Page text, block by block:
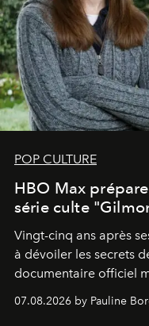
POP CULTURE
HBO Max
série culte
Vingt-cinq ans après
à dévoiler les secrets
documentaire officiel
générationnel.
07.08.2026 by Pauline